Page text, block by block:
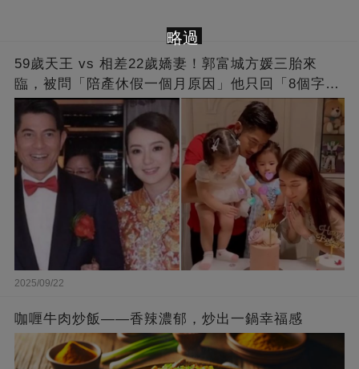
59歲天王 vs 相差22歲嬌妻！郭富城方媛三胎來
臨，被問「陪產休假一個月原因」他只回「8個字」
被贊爆
2025/09/22
咖喱牛肉炒飯——香辣濃郁，炒出一鍋幸福感
略過